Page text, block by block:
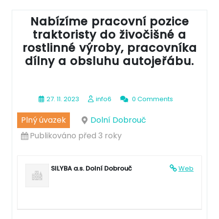
Nabízíme pracovní pozice
traktoristy do živočišné a
rostlinné výroby, pracovníka
dílny a obsluhu autojeřábu.
27. 11. 2023 info6 0 Comments
Plný úvazek
Dolní Dobrouč
Publikováno před 3 roky
Web
SILYBA a.s. Dolní Dobrouč